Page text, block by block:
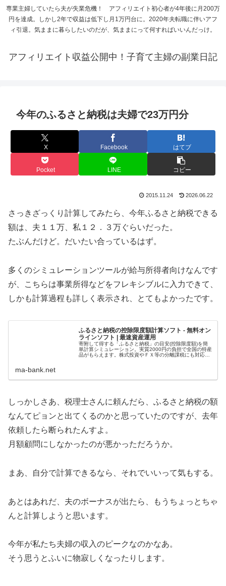
専業主婦していたら夫が失業危機！ アフィリエイト初心者が4年後に月200万
円を達成。しかし2年で収益は低下し月1万円台に。2020年夫転職に伴いアフ
ィ引退。気ままに暮らしたいのだが、気ままにって何すればいいんだっけ。
アフィリエイト収益公開中！子育て主婦の副業日記
今年のふるさと納税は夫婦で23万円分
X Facebook はてブ
Pocket LINE コピー
2015.11.24 2026.06.22
さっきざっくり計算してみたら、今年ふるさと納税できる
額は、夫１１万、私１２．３万ぐらいだった。
たぶんだけど。だいたい合っているはず。
多くのシミュレーションツールが給与所得者向けなんです
が、こちらは事業所得などをフレキシブルに入力できて、
しかも計算過程も詳しく表示され、とてもよかったです。
ふるさと納税の控除限度額計算ソフト - 無料オン
ラインソフト | 最速資産運用
寄附して得する「ふるさと納税」の目安(控除限度額)を簡
単計算シミュレーション。実質2000円の負担で全国の特産
品がもらえます。株式投資やＦＸ等の分離課税にも対応。
ma-bank.net
しっかしさあ、税理士さんに頼んだら、ふるさと納税の額
なんてピョンと出てくるのかと思っていたのですが、去年
依頼したら断られたんすよ。
月額顧問にしなかったのが悪かっただろうか。
まあ、自分で計算できるなら、それでいいって気もする。
あとはあれだ、夫のボーナスが出たら、もうちょっとちゃ
んと計算しようと思います。
今年が私たち夫婦の収入のピークなのかなあ。
そう思うとふいに物寂しくなったりします。